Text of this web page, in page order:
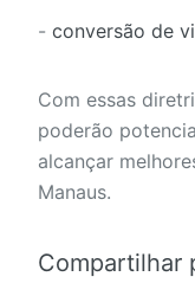
- conversão de
Com essas
poderão
alcançar
Manaus.
Compartilhar